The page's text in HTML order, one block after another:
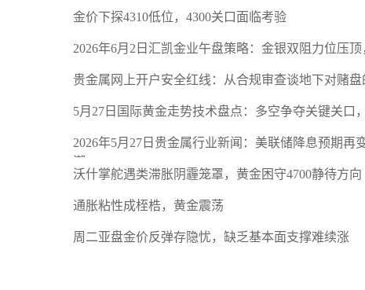
金价下探4310低位，4300关口面临考验
2026年6月2日汇凯金业午盘策略：金银双阻力位压顶
贵金属网上开户安全红线：从合规审查谈地下对赌
5月27日国际黄金走势技术盘点：多空争夺关键关口
2026年5月27日贵金属行业新闻：美联储降息预期再
潮
沃什掌舵遇类滞胀阴霾笼罩，黄金困守4700静待方向
通胀粘性成桎梏，黄金震荡
周二亚盘金价反弹存隐忧，缺乏基本面支撑难续涨